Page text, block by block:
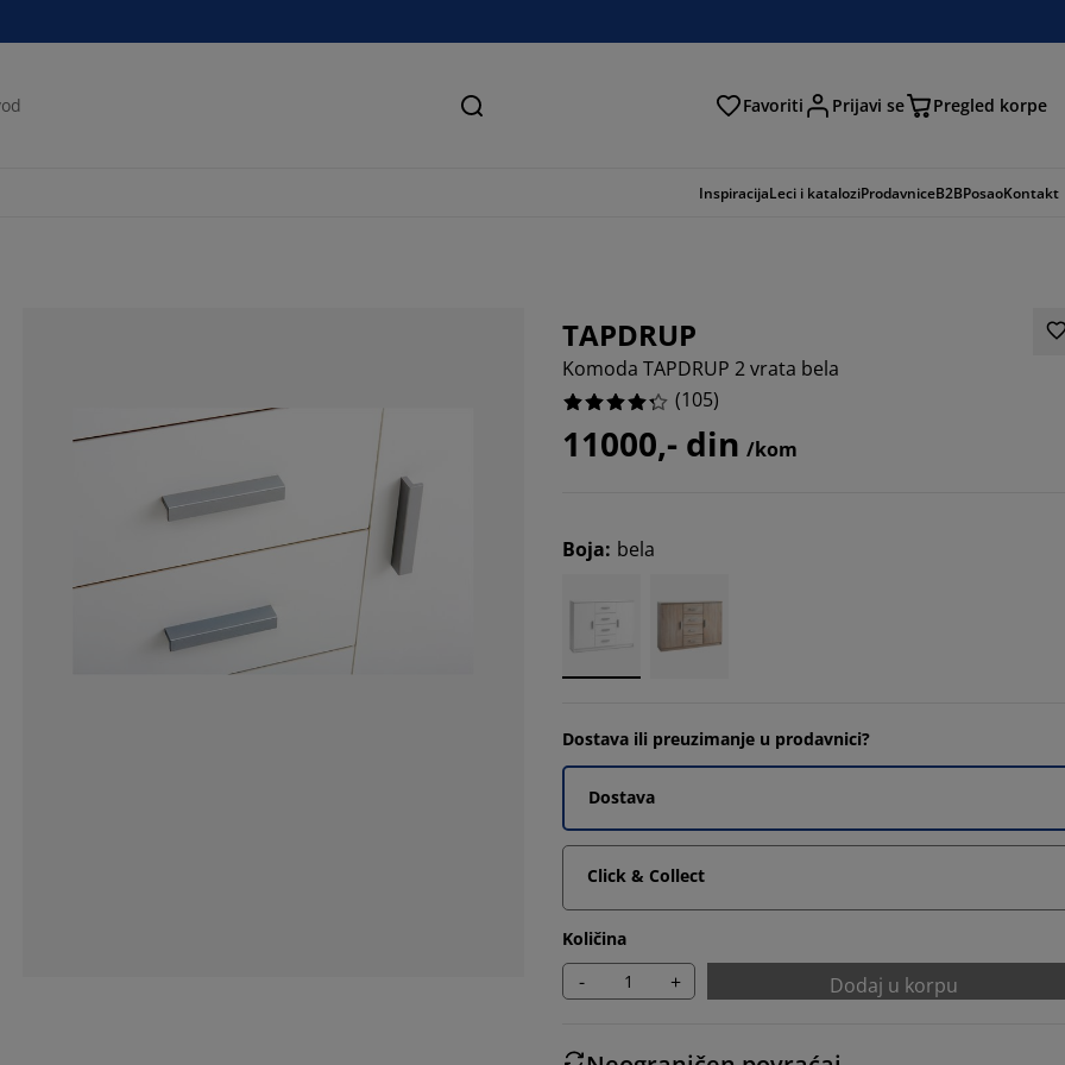
Pretraga Favoriti Prijavi se Pregled korpe
InspiracijaLeci i kataloziProdavniceB2BPosaoKontakt
TAPDRUP
Komoda TAPDRUP 2 vrata bela
(105)
11000,- din /kom
Boja: bela
Dostava ili preuzimanje u prodavnici?
Dostava
Click & Collect
Količina
- + Dodaj u korpu
64.76190476190476%
17.142857142857142%
10.476190476190476%
2.857142857142857%
4.761904761904762%